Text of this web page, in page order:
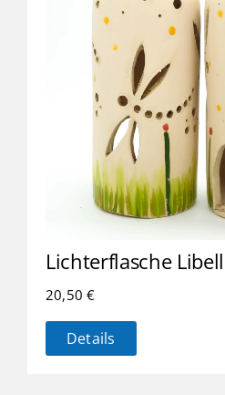
Lichterflasche
20,50€
Details